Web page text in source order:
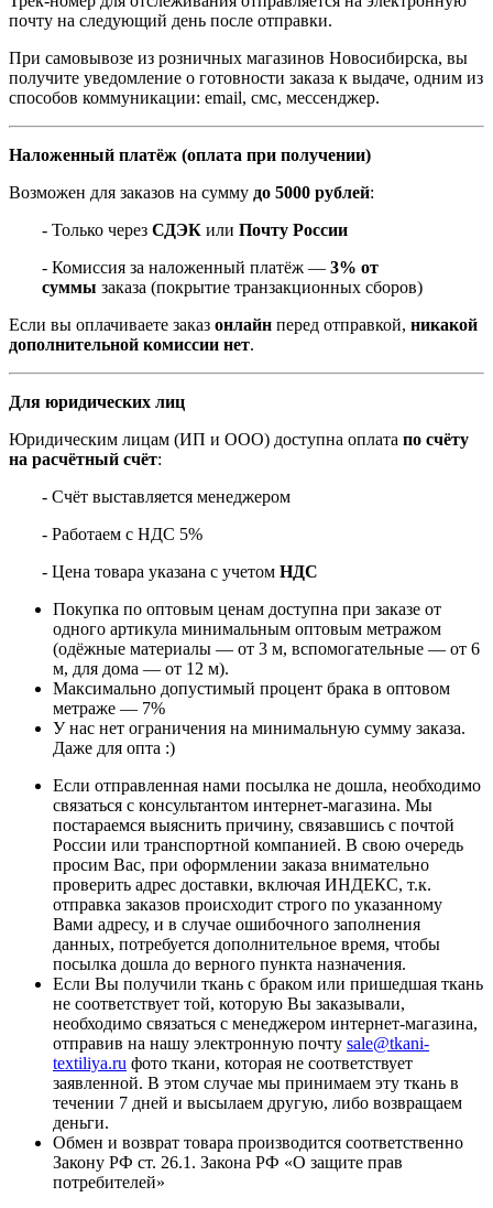
почту на следующий день после отправки.
При самовывозе из розничных магазинов Новосибирска, вы
получите уведомление о готовности заказа к выдаче, одним из
способов коммуникации: email, смс, мессенджер.
Наложенный платёж (оплата при получении)
Возможен для заказов на сумму до 5000 рублей:
- Только через СДЭК или Почту России
- Комиссия за наложенный платёж — 3% от
суммы заказа (покрытие транзакционных сборов)
Если вы оплачиваете заказ онлайн перед отправкой, никакой
дополнительной комиссии нет.
Для юридических лиц
Юридическим лицам (ИП и ООО) доступна оплата по счёту
на расчётный счёт:
- Счёт выставляется менеджером
- Работаем с НДС 5%
- Цена товара указана с учетом НДС
Покупка по оптовым ценам доступна при заказе от
одного артикула минимальным оптовым метражом
(одёжные материалы — от 3 м, вспомогательные — от 6
м, для дома — от 12 м).
Максимально допустимый процент брака в оптовом
метраже — 7%
У нас нет ограничения на минимальную сумму заказа.
Даже для опта :)
Если отправленная нами посылка не дошла, необходимо
связаться с консультантом интернет-магазина. Мы
постараемся выяснить причину, связавшись с почтой
России или транспортной компанией. В свою очередь
просим Вас, при оформлении заказа внимательно
проверить адрес доставки, включая ИНДЕКС, т.к.
отправка заказов происходит строго по указанному
Вами адресу, и в случае ошибочного заполнения
данных, потребуется дополнительное время, чтобы
посылка дошла до верного пункта назначения.
Если Вы получили ткань с браком или пришедшая ткань
не соответствует той, которую Вы заказывали,
необходимо связаться с менеджером интернет-магазина,
отправив на нашу электронную почту sale@tkani-
textiliya.ru фото ткани, которая не соответствует
заявленной. В этом случае мы принимаем эту ткань в
течении 7 дней и высылаем другую, либо возвращаем
деньги.
Обмен и возврат товара производится соответственно
Закону РФ ст. 26.1. Закона РФ «О защите прав
потребителей»